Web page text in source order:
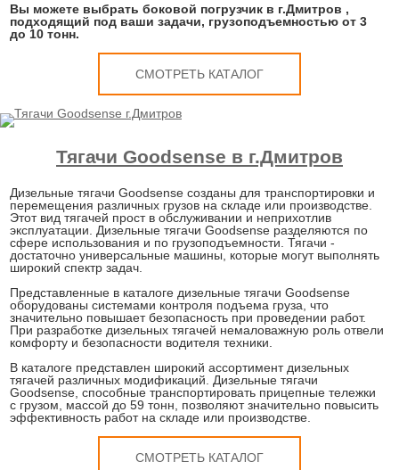
Вы можете выбрать боковой погрузчик в г.Дмитров ,
подходящий под ваши задачи, грузоподъемностью от 3
до 10 тонн.
СМОТРЕТЬ КАТАЛОГ
Тягачи Goodsense в г.Дмитров
Дизельные тягачи Goodsense созданы для транспортировки и
перемещения различных грузов на складе или производстве.
Этот вид тягачей прост в обслуживании и неприхотлив
эксплуатации. Дизельные тягачи Goodsense разделяются по
сфере использования и по грузоподъемности. Тягачи -
достаточно универсальные машины, которые могут выполнять
широкий спектр задач.
Представленные в каталоге дизельные тягачи Goodsense
оборудованы системами контроля подъема груза, что
значительно повышает безопасность при проведении работ.
При разработке дизельных тягачей немаловажную роль отвели
комфорту и безопасности водителя техники.
В каталоге представлен широкий ассортимент дизельных
тягачей различных модификаций. Дизельные тягачи
Goodsense, способные транспортировать прицепные тележки
с грузом, массой до 59 тонн, позволяют значительно повысить
эффективность работ на складе или производстве.
СМОТРЕТЬ КАТАЛОГ